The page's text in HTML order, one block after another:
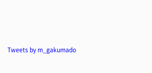
Tweets by m_gakumado